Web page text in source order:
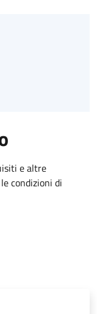
e altre
condizioni di